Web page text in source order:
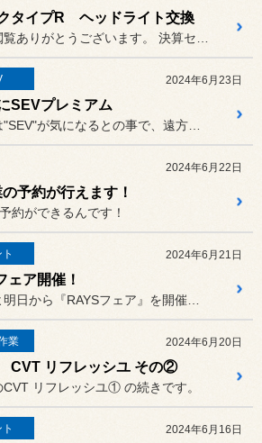
タイプR ヘッドライト交換
2024年6月23日
SEVプレミアム
2024年6月22日
予約が行えます！
約ができるんです！
2024年6月21日
ェア開催！
業 2024年6月20日
CVT リフレッシユ その②
CVT リフレッシユ① の続きです。
2024年6月16日